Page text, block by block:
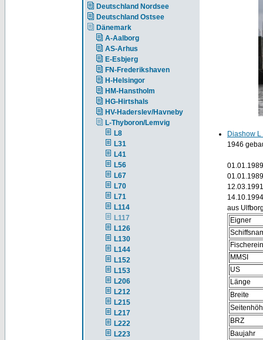
Deutschland Nordsee
Deutschland Ostsee
Dänemark
A-Aalborg
AS-Arhus
E-Esbjerg
FN-Frederikshaven
H-Helsingor
HM-Hanstholm
HG-Hirtshals
HV-Haderslev/Havneby
L-Thyboron/Lemvig
L8
L31
L41
L56
L67
L70
L71
L114
L117
L126
L130
L144
L152
L153
L206
L212
L215
L217
L222
L223
Diashow L
1946
aus
Eigner
MMSI
US
Länge
Breite
BRZ
Baujahr